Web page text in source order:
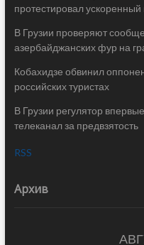
протестировал ускоренный
В Грузии проверяют
азербайджанских фур на
Кобахидзе обвинил
российских туристах
В Грузии регулятор
телеканал за предвзятость
RSS
Архив